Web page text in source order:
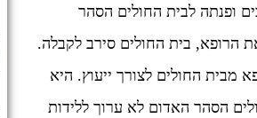
ופנתה לבית החולים הסהר
הרופא, בית החולים סירב לקבלה.
מבית החולים לצורך ייעוץ. היא
הסהר האדום לא ערוך ללידות